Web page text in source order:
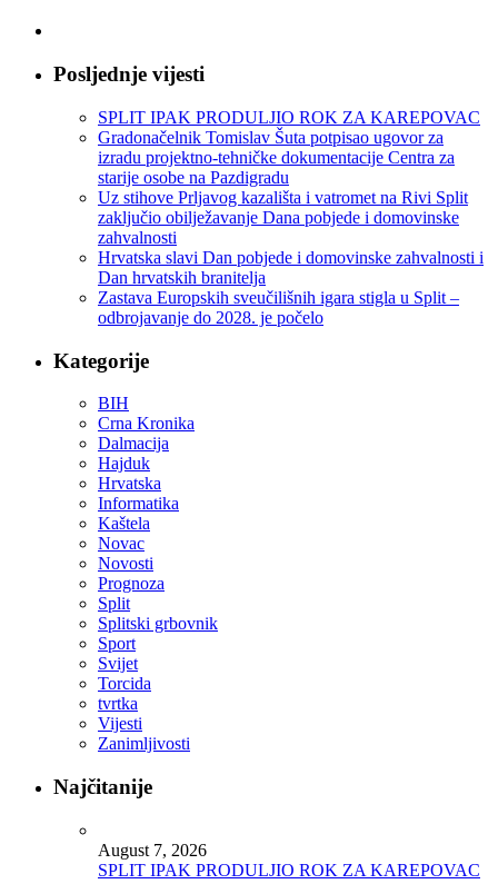
Posljednje vijesti
SPLIT IPAK PRODULJIO ROK ZA KAREPOVAC
Gradonačelnik Tomislav Šuta potpisao ugovor za
izradu projektno-tehničke dokumentacije Centra za
starije osobe na Pazdigradu
Uz stihove Prljavog kazališta i vatromet na Rivi Split
zaključio obilježavanje Dana pobjede i domovinske
zahvalnosti
Hrvatska slavi Dan pobjede i domovinske zahvalnosti i
Dan hrvatskih branitelja
Zastava Europskih sveučilišnih igara stigla u Split –
odbrojavanje do 2028. je počelo
Kategorije
BIH
Crna Kronika
Dalmacija
Hajduk
Hrvatska
Informatika
Kaštela
Novac
Novosti
Prognoza
Split
Splitski grbovnik
Sport
Svijet
Torcida
tvrtka
Vijesti
Zanimljivosti
Najčitanije
August 7, 2026
SPLIT IPAK PRODULJIO ROK ZA KAREPOVAC